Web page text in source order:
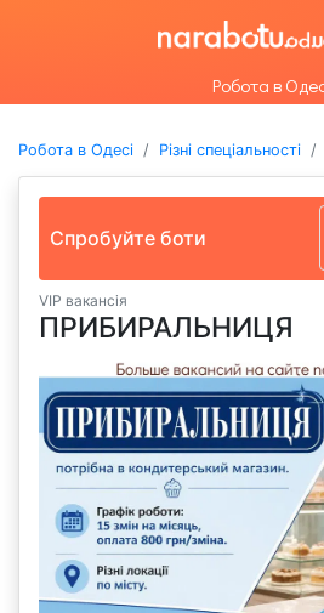
Робота в
Робота в Одесі Різні спеціальності
Спробуйте боти
VIP вакансія
ПРИБИРАЛЬНИЦЯ